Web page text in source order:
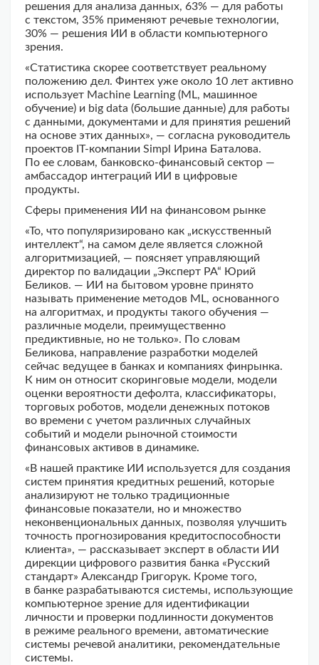
решения для анализа данных, 63% — для работы
с текстом, 35% применяют речевые технологии,
30% — решения ИИ в области компьютерного
зрения.
«Статистика скорее соответствует реальному
положению дел. Финтех уже около 10 лет активно
использует Machine Learning (ML, машинное
обучение) и big data (большие данные) для работы
с данными, документами и для принятия решений
на основе этих данных», — согласна руководитель
проектов IT-компании Simpl Ирина Баталова.
По ее словам, банковско-финансовый сектор —
амбассадор интеграций ИИ в цифровые
продукты.
Сферы применения ИИ на финансовом рынке
«То, что популяризировано как „искусственный
интеллект“, на самом деле является сложной
алгоритмизацией, — поясняет управляющий
директор по валидации „Эксперт РА“ Юрий
Беликов. — ИИ на бытовом уровне принято
называть применение методов ML, основанного
на алгоритмах, и продукты такого обучения —
различные модели, преимущественно
предиктивные, но не только». По словам
Беликова, направление разработки моделей
сейчас ведущее в банках и компаниях финрынка.
К ним он относит скоринговые модели, модели
оценки вероятности дефолта, классификаторы,
торговых роботов, модели денежных потоков
во времени с учетом различных случайных
событий и модели рыночной стоимости
финансовых активов в динамике.
«В нашей практике ИИ используется для создания
систем принятия кредитных решений, которые
анализируют не только традиционные
финансовые показатели, но и множество
неконвенциональных данных, позволяя улучшить
точность прогнозирования кредитоспособности
клиента», — рассказывает эксперт в области ИИ
дирекции цифрового развития банка «Русский
стандарт» Александр Григорук. Кроме того,
в банке разрабатываются системы, использующие
компьютерное зрение для идентификации
личности и проверки подлинности документов
в режиме реального времени, автоматические
системы речевой аналитики, рекомендательные
системы.